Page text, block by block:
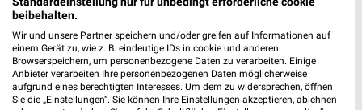
Tchibo Filiale mit Kaffee Bar Schwerin
Marienplatz 5-6
19053 Schwerin
beibehalten.
Wir und unsere Partner speichern und/oder greifen auf Informationen auf
einem Gerät zu, wie z. B. eindeutige IDs in cookie und anderen
Browserspeichern, um personenbezogene Daten zu verarbeiten. Einige
Anbieter verarbeiten Ihre personenbezogenen Daten möglicherweise
aufgrund eines berechtigten Interesses. Um dem zu widersprechen, öffnen
Sie die „Einstellungen“. Sie können Ihre Einstellungen akzeptieren, ablehnen